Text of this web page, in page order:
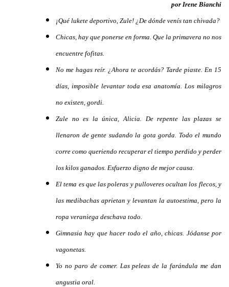
por Irene Bianchi
¡Qué lukete deportivo, Zule! ¿De dónde venís tan chivada?
Chicas, hay que ponerse en forma. Que la primavera no nos
encuentre fofitas.
No me hagas reír. ¿Ahora te acordás? Tarde piaste. En 15
días, imposible levantar toda esa anatomía. Los milagros
no existen, gordi.
Zule no es la única, Alicia. De repente las plazas se
llenaron de gente sudando la gota gorda. Todo el mundo
corre como queriendo recuperar el tiempo perdido y perder
los kilos ganados. Esfuerzo digno de mejor causa.
El tema es que las poleras y pulloveres ocultan los flecos, y
las medibachas aprietan y levantan la autoestima, pero la
ropa veraniega deschava todo.
Gimnasia hay que hacer todo el año, chicas. Jódanse por
vagonetas.
Yo no paro de comer. Las peleas de la farándula me dan
angustia oral.